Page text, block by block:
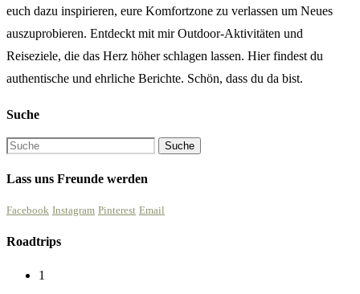
euch dazu inspirieren, eure Komfortzone zu verlassen um Neues
auszuprobieren. Entdeckt mit mir Outdoor-Aktivitäten und
Reiseziele, die das Herz höher schlagen lassen. Hier findest du
authentische und ehrliche Berichte. Schön, dass du da bist.
Suche
Lass uns Freunde werden
Facebook Instagram Pinterest Email
Roadtrips
1